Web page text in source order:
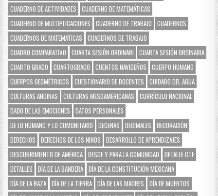
CUADERNO DE ACTIVIDADES
CUADERNO DE MATEMÁTICAS
CUADERNO DE MULTIPLICACIONES
CUADERNO DE TRABAJO
CUADERNOS
CUADERNOS DE MATEMÁTICAS
CUADERNOS DE TRABAJO
CUADRO COMPARATIVO
CUARTA SESIÓN ORDINARI
CUARTA SESIÓN ORDINARIA
CUARTO GRADO
CUARTOGRADO CUENTOS NAVIDEÑOS
CUERPO HUMANO
CUERPOS GEOMÉTRICOS
CUESTIONARIO DE DOCENTES
CUIDADO DEL AGUA
CULTURAS ANDINAS
CULTURAS MESOAMERICANAS
CURRÍCULO NACIONAL
DADO DE LAS EMOCIONES
DATOS PERSONALES
DE LO HUMANO Y LO COMUNITARIO
DECENAS DECIMALES
DECORACIÓN
DERECHOS
DERECHOS DE LOS NIÑOS
DESARROLLO DE APRENDIZAJES
DESCUBRIMIENTO DE AMÉRICA DESDE Y PARA LA COMUNIDAD
DETALLE CTE
DETALLES
DÍA DE LA BANDERA DÍA DE LA CONSTITUCIÓN MEXICANA
DÍA DE LA RAZA DÍA DE LA TIERRA DÍA DE LAS MADRES
DÍA DE MUERTOS